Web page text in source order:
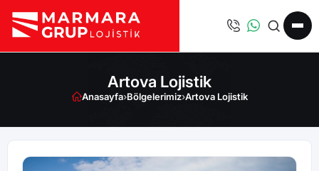
Artova Lojistik
Anasayfa›Bölgelerimiz›Artova Lojistik